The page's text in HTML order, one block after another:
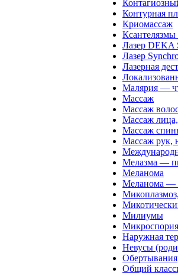
Контурная
Криомассаж
Лазер
Лазер
Лазерная
Малярия —
Массаж
Массаж
Массаж
Массаж
Массаж рук,
Мелазма —
Меланома
Меланома —
Милиумы
Микроспория
Наружная
Невусы
Обертывания
Общий